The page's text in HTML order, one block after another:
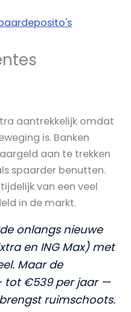
aantrekkelijk omdat
is. Banken
aan te trekken
spaarder benutten.
van een veel
in de markt.
onlangs nieuwe
en ING Max) met
Maar de
tot €539 per jaar —
ruimschoots.